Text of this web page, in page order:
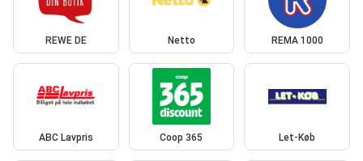
REWE DE Netto REMA 1000
ABC Lavpris Coop 365 Let-Køb